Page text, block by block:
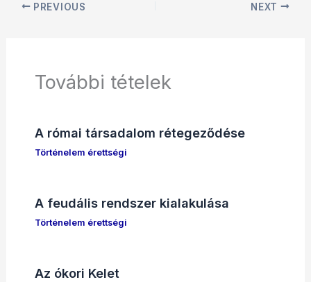
PREVIOUS NEXT
További tételek
A római társadalom rétegeződése
Történelem érettségi
A feudális rendszer kialakulása
Történelem érettségi
Az ókori Kelet